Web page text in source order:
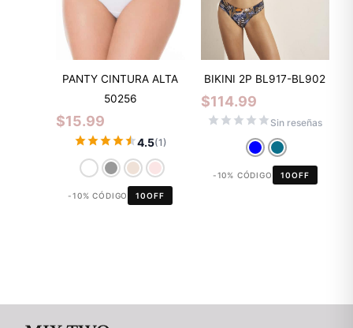
PANTY CINTURA ALTA
50256
$15.99
4.5(1)
-10% CÓDIGO 10OFF
BIKINI 2P BL917-BL902
$114.99
Sin reseñas
-10% CÓDIGO 10OFF